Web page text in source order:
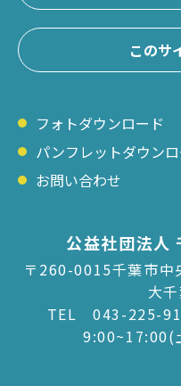
このサ
フォトダウンロード
パンフレットダウン
お問い合わせ
公益社団法人
〒260-0015千葉市中
大
TEL043-225-
9:00~17:00(